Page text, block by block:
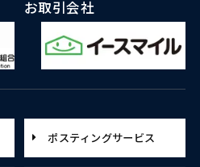
お取引会社
ポスティングサービス